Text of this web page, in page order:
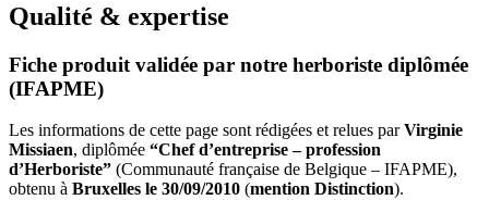
Qualité & expertise
Fiche produit validée par notre herboriste diplômée
(IFAPME)
Les informations de cette page sont rédigées et relues parVirginie
Missiaen, diplômée “Chef d’entreprise – profession
d’Herboriste” (Communauté française de Belgique – IFAPME),
obtenu à Bruxelles le 30/09/2010 (mention Distinction).